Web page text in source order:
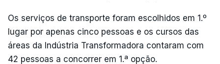
Os serviços de transporte foram escolhidos em 1.º
lugar por apenas cinco pessoas e os cursos das
áreas da Indústria Transformadora contaram com
42 pessoas a concorrer em 1.ª opção.